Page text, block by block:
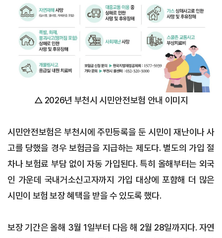
△ 2026년 부천시 시민안전보험 안내 이미지
시민안전보험은 부천시에 주민등록을 둔 시민이 재난이나 사
고를 당했을 경우 보험금을 지급하는 제도다. 별도의 가입 절
차나 보험료 부담 없이 자동 가입된다. 특히 올해부터는 외국
인 가운데 국내거소신고자까지 가입 대상에 포함해 더 많은
시민이 보험 보장 혜택을 받을 수 있도록 했다.
보장 기간은 올해 3월 1일부터 다음 해 2월 28일까지다. 자연